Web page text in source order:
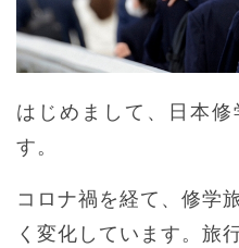
はじめまして、日本
す。
コロナ禍を経て、修学
く変化しています。旅